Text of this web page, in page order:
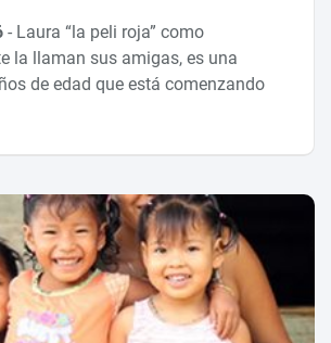
- Laura “la peli roja” como
la llaman sus amigas, es una
de edad que está comenzando